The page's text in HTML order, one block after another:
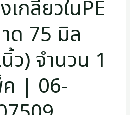
เกลียวในPE
ด 75 มิล
ว) จำนวน 1
| 06-